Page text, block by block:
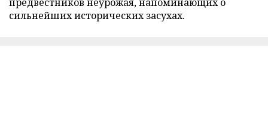
сильнейших исторических засухах.